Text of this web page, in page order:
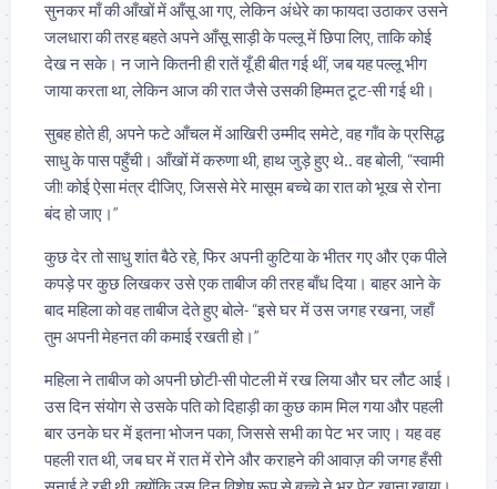
सुनकर माँ की आँखों में आँसू आ गए, लेकिन अंधेरे का फायदा उठाकर उसने
जलधारा की तरह बहते अपने आँसू साड़ी के पल्लू में छिपा लिए, ताकि कोई
देख न सके। न जाने कितनी ही रातें यूँ ही बीत गई थीं, जब यह पल्लू भीग
जाया करता था, लेकिन आज की रात जैसे उसकी हिम्मत टूट-सी गई थी।
सुबह होते ही, अपने फटे आँचल में आखिरी उम्मीद समेटे, वह गाँव के प्रसिद्ध
साधु के पास पहुँची। आँखों में करुणा थी, हाथ जुड़े हुए थे.. वह बोली, “स्वामी
जी! कोई ऐसा मंत्र दीजिए, जिससे मेरे मासूम बच्चे का रात को भूख से रोना
बंद हो जाए।”
कुछ देर तो साधु शांत बैठे रहे, फिर अपनी कुटिया के भीतर गए और एक पीले
कपड़े पर कुछ लिखकर उसे एक ताबीज की तरह बाँध दिया। बाहर आने के
बाद महिला को वह ताबीज देते हुए बोले- “इसे घर में उस जगह रखना, जहाँ
तुम अपनी मेहनत की कमाई रखती हो।”
महिला ने ताबीज को अपनी छोटी-सी पोटली में रख लिया और घर लौट आई।
उस दिन संयोग से उसके पति को दिहाड़ी का कुछ काम मिल गया और पहली
बार उनके घर में इतना भोजन पका, जिससे सभी का पेट भर जाए। यह वह
पहली रात थी, जब घर में रात में रोने और कराहने की आवाज़ की जगह हँसी